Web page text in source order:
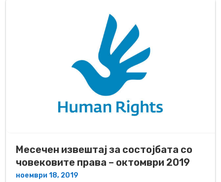
Месечен извештај за состојбата со
човековите права – октомври 2019
ноември 18, 2019